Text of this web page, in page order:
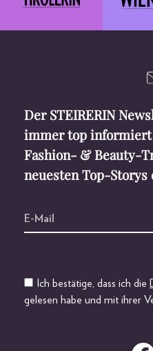
Der STEIRERIN
immer top
Fashion- & Beauty-
neuesten Top-
Ich bestätige, dass ich die
gelesen habe und mit ihrer